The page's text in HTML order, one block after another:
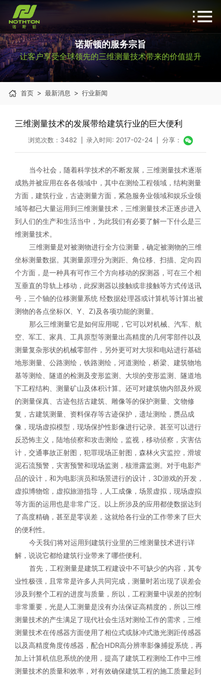
诺斯顿的服务宗旨
让客户享受全球领先的三维测量技术带来的价值提升
首页 > 最新消息 > 行业新闻
三维测量技术的发展带给建筑行业的巨大便利
浏览次数：3482 录入时间: 2017-02-24 分享：
当今社会，随着科学技术的不断发展，三维测量技术逐渐
成熟并被应用在各各领域中，其中在测绘工程领域，结构测量
方面，建筑行业，古迹测量方面，紧急服务业领域和娱乐业领
域等都已大量运用到三维测量技术，三维测量技术正逐步进入
到人们的生产和生活当中，为此我们有必要了解一下什么是三
维测量技术。
三维测量是对被测物进行全方位测量，确定被测物的三维
坐标测量数据。其测量原理分为测距、角位移、扫描、定向四
个方面，是一种具有可作三个方向移动的探测器，可在三个相
互垂直的导轨上移动，此探测器以接触或非接触等方式传送讯
号，三个轴的位移测量系统 经数据处理器或计算机等计算出被
测物的各点坐标(X、Y、Z)及各项功能的测量。
那么三维测量它是如何应用呢，它可以对机械、汽车、航
空、军工、家具、工具原型等测量出高精度的几何零部件以及
测量复杂形状的机械零部件，另外更可对大坝和电站进行基础
地形测量、公路测绘，铁路测绘，河道测绘，桥梁、建筑物地
基等测绘、隧道的检测及变形监测、大坝的变形监测、隧道地
下工程结构、测量矿山及体积计算。还可对建筑物内部及外观
的测量保真、古迹包括古建筑、雕像等的保护测量、文物修
复，古建筑测量、资料保存等古迹保护，遗址测绘，赝品成
像，现场虚拟模型，现场保护性影像进行记录。甚至可以进行
反恐怖主义，陆地侦察和攻击测绘，监视，移动侦察，灾害估
计，交通事故正射图，犯罪现场正射图，森林火灾监控，滑坡
泥石流预警，灾害预警和现场监测，核泄露监测。对于电影产
品的设计，和为电影演员和场景进行的设计，3D游戏的开发，
虚拟博物馆，虚拟旅游指导，人工成像，场景虚拟，现场虚拟
等方面的运用也是非常广泛。以上所涉及的应用都使数据达到
了高度精确，甚至是零误差，这就给各行业的工作带来了巨大
的便利性。
今天我们将对运用到建筑行业里的三维测量技术进行详
解，说说它都给建筑行业带来了哪些便利。
首先，工程测量是建筑工程建设中不可缺少的内容，其专
业性极强，且常常是许多人共同完成，测量时若出现了误差会
涉及到整个工程的进度与质量，所以，工程测量中误差的控制
非常重要，光是人工测量是没有办法保证高精度的，所以三维
测量技术的产生满足了现代社会生活对测绘工作的需求，三维
测量技术在传感器方面使用了相位式或脉冲式激光测距传感器
以及高精度角度传感器，配合HDR高分辨率影像捕捉系统，再
加上计算机信息系统的使用，提高了建筑工程测绘工作中三维
测量技术的质量和效率，对有效确保建筑工程的施工质量起到